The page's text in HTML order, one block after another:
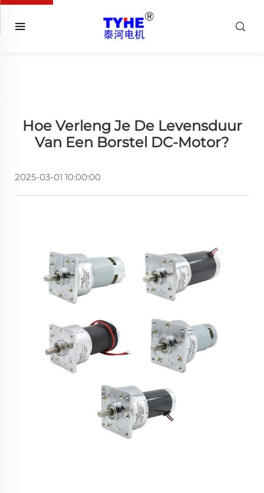
Hoe Verleng Je De Levensduur
Van Een Borstel DC-Motor?
2025-03-01 10:00:00